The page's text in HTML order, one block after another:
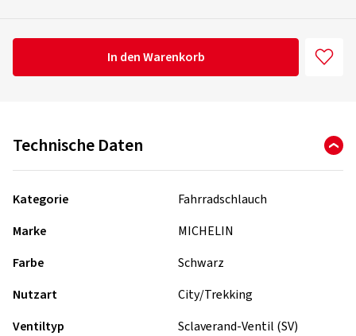
In den Warenkorb
Technische Daten
Kategorie
Fahrradschlauch
Marke
MICHELIN
Farbe
Schwarz
Nutzart
City/Trekking
Ventiltyp
Sclaverand-Ventil (SV)